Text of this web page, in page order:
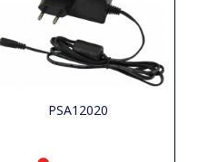
PSA12020